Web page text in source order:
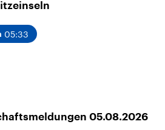
05:33
05.08.2026